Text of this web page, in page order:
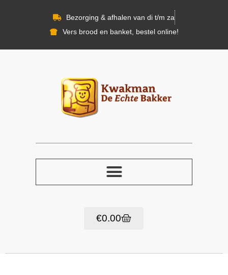
Bezorging & afhalen van di t/m za
Vers brood en banket, bestel online!
€0.00